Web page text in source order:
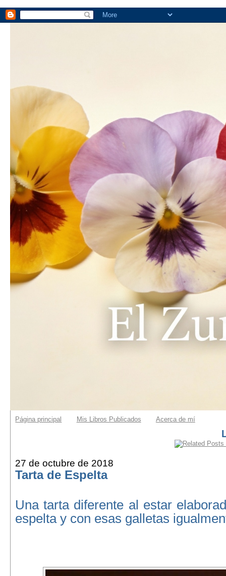
Página principal Mis Libros Publicados Acerca de mí
27 de octubre de 2018
Tarta de Espelta
Una tarta diferente al estar
espelta y con esas galletas